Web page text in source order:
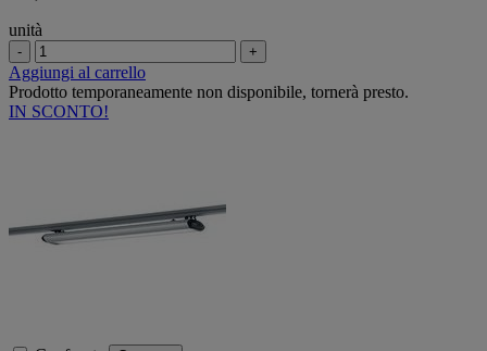
unità
- +
Aggiungi al carrello
Prodotto temporaneamente non disponibile, tornerà presto.
IN SCONTO!